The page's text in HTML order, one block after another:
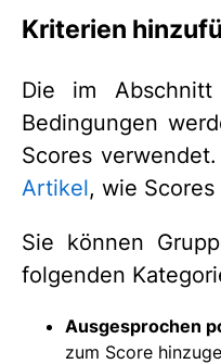
Kriterien
Die im Abschnitt
Bedingungen
Scores
Artikel, wie
Sie können
folgenden
Ausgesprochen
zum Score